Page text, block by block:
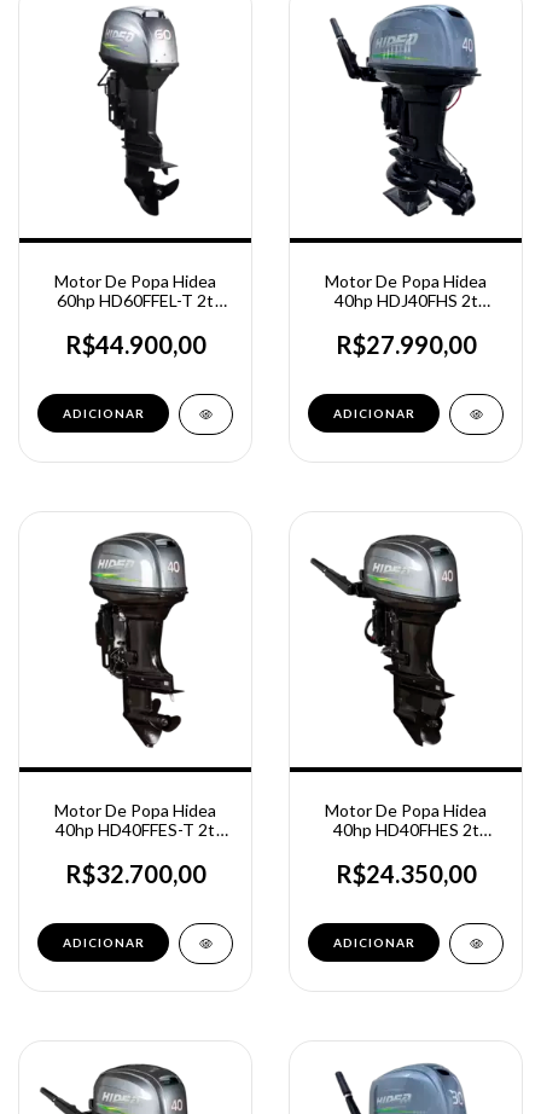
Motor De Popa Hidea
60hp HD60FFEL-T 2t
R$44.900,00
Motor De Popa Hidea
40hp HDJ40FHS 2t
Jet Turbo
R$27.990,00
Motor De Popa Hidea
40hp HD40FFES-T 2t
R$32.700,00
Motor De Popa Hidea
40hp HD40FHES 2t
R$24.350,00